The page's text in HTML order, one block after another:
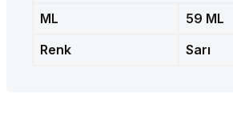
ML
59 ML
Renk
Sarı